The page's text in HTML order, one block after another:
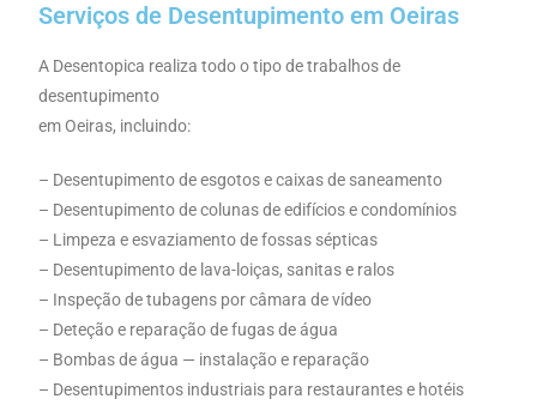
Serviços de Desentupimento em Oeiras
A Desentopica realiza todo o tipo de trabalhos de
desentupimento
em Oeiras, incluindo:
– Desentupimento de esgotos e caixas de saneamento
– Desentupimento de colunas de edifícios e condomínios
– Limpeza e esvaziamento de fossas sépticas
– Desentupimento de lava-loiças, sanitas e ralos
– Inspeção de tubagens por câmara de vídeo
– Deteção e reparação de fugas de água
– Bombas de água — instalação e reparação
– Desentupimentos industriais para restaurantes e hotéis